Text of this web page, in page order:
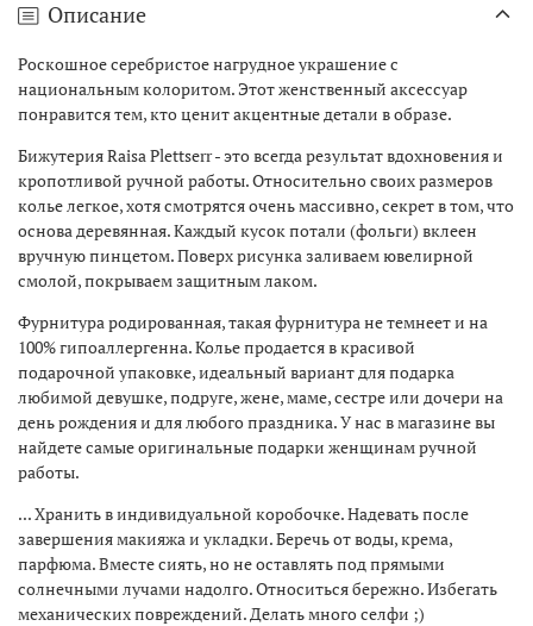
Описание
Роскошное серебристое нагрудное украшение с
национальным колоритом. Этот женственный аксессуар
понравится тем, кто ценит акцентные детали в образе.
Бижутерия Raisa Plettserr - это всегда результат вдохновения и
кропотливой ручной работы. Относительно своих размеров
колье легкое, хотя смотрятся очень массивно, секрет в том, что
основа деревянная. Каждый кусок потали (фольги) вклеен
вручную пинцетом. Поверх рисунка заливаем ювелирной
смолой, покрываем защитным лаком.
Фурнитура родированная, такая фурнитура не темнеет и на
100% гипоаллергенна. Колье продается в красивой
подарочной упаковке, идеальный вариант для подарка
любимой девушке, подруге, жене, маме, сестре или дочери на
день рождения и для любого праздника. У нас в магазине вы
найдете самые оригинальные подарки женщинам ручной
работы.
... Хранить в индивидуальной коробочке. Надевать после
завершения макияжа и укладки. Беречь от воды, крема,
парфюма. Вместе сиять, но не оставлять под прямыми
солнечными лучами надолго. Относиться бережно. Избегать
механических повреждений. Делать много селфи ;)